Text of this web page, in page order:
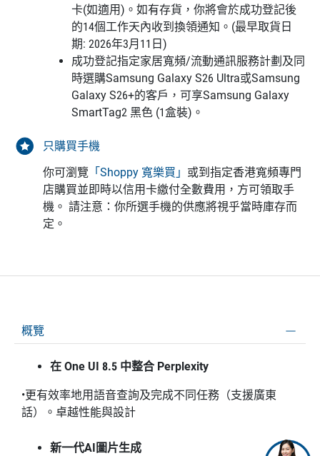
卡(如適用)。如有存貨，你將會於成功登記後
的14個工作天內收到換領通知。(最早取貨日
期: 2026年3月11日)
成功登記指定家居寬頻/流動通訊服務計劃及同
時選購Samsung Galaxy S26 Ultra或Samsung
Galaxy S26+的客戶，可享Samsung Galaxy
SmartTag2 黑色 (1盒裝)。
只購買手機
你可瀏覽 「Shoppy 寬樂買」 或到指定香港寬頻專門
店購買並即時以信用卡繳付全數費用，方可領取手
機。 請注意：你所選手機的供應將視乎當時庫存而
定。
概覽
在 One UI 8.5 中整合 Perplexity
•更有效率地用語音查詢及完成不同任務（支援廣東
話）。卓越性能與設計
新一代AI圖片生成